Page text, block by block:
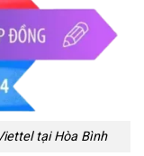
tại Hòa Bình